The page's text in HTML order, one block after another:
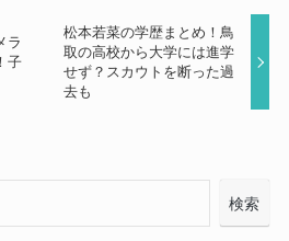
ラ
子
松本若菜の学歴まとめ！鳥
取の高校から大学には進学
せず？スカウトを断った過
去も
検索